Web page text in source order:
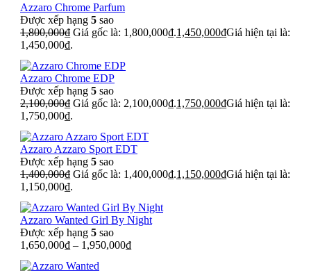
Azzaro Chrome Parfum
Được xếp hạng 5 sao
1,800,000₫ Giá gốc là: 1,800,000₫.1,450,000₫Giá hiện tại là:
1,450,000₫.
Azzaro Chrome EDP
Được xếp hạng 5 sao
2,100,000₫ Giá gốc là: 2,100,000₫.1,750,000₫Giá hiện tại là:
1,750,000₫.
Azzaro Azzaro Sport EDT
Được xếp hạng 5 sao
1,400,000₫ Giá gốc là: 1,400,000₫.1,150,000₫Giá hiện tại là:
1,150,000₫.
Azzaro Wanted Girl By Night
Được xếp hạng 5 sao
1,650,000₫ – 1,950,000₫